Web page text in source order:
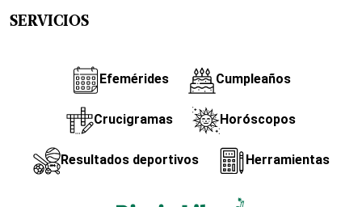
SERVICIOS
Efemérides Cumpleaños
Crucigramas Horóscopos
Resultados deportivos Herramientas